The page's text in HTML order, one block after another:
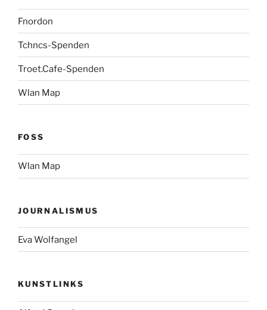
Fnordon
Tchncs-Spenden
Troet.Cafe-Spenden
Wlan Map
FOSS
Wlan Map
JOURNALISMUS
Eva Wolfangel
KUNSTLINKS